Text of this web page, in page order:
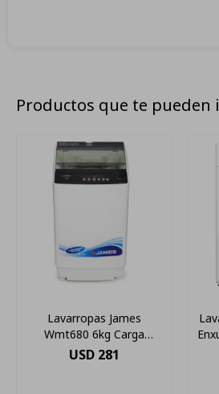
Productos que te pueden
Lavarropas James
Wmt680 6kg Carga
Superior Dis Oficial James
USD 281